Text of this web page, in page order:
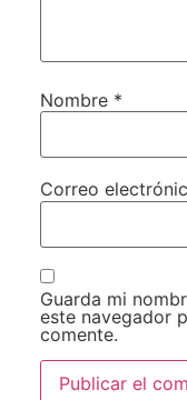
Nombre *
Correo
Guarda mi
este navegador
comente.